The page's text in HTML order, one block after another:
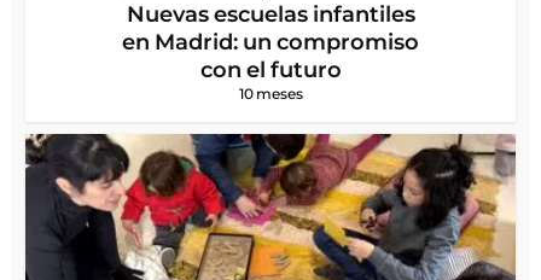
Nuevas escuelas infantiles
en Madrid: un compromiso
con el futuro
10 meses